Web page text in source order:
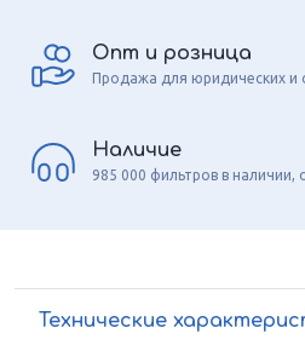
Опт и розница
Продажа для юридических и
Наличие
985 000 фильтров в наличии,
Технические